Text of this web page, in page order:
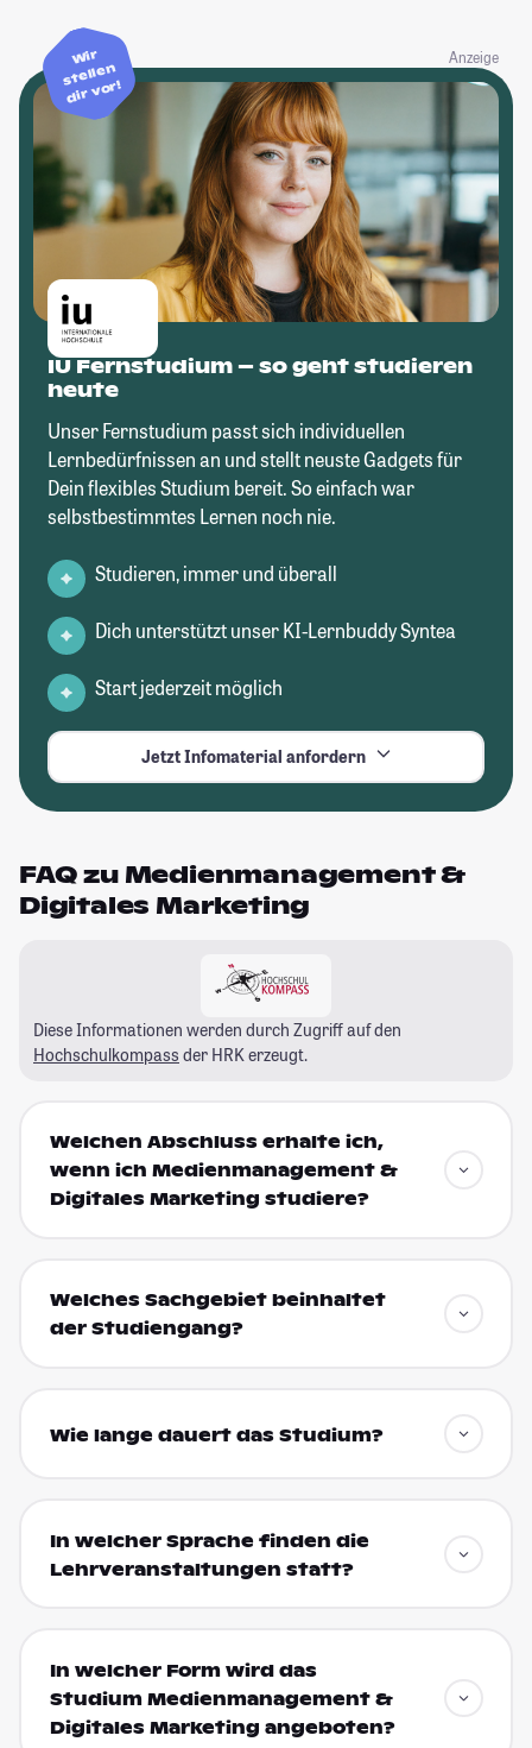
Anzeige
Wir
stellen
dir vor!
IU Fernstudium – so geht studieren
heute
Unser Fernstudium passt sich individuellen
Lernbedürfnissen an und stellt neuste Gadgets für
Dein flexibles Studium bereit. So einfach war
selbstbestimmtes Lernen noch nie.
Studieren, immer und überall
Dich unterstützt unser KI-Lernbuddy Syntea
Start jederzeit möglich
Jetzt Infomaterial anfordern
FAQ zu Medienmanagement &
Digitales Marketing
Diese Informationen werden durch Zugriff auf den
Hochschulkompass der HRK erzeugt.
Welchen Abschluss erhalte ich,
wenn ich Medienmanagement &
Digitales Marketing studiere?
Welches Sachgebiet beinhaltet
der Studiengang?
Wie lange dauert das Studium?
In welcher Sprache finden die
Lehrveranstaltungen statt?
In welcher Form wird das
Studium Medienmanagement &
Digitales Marketing angeboten?